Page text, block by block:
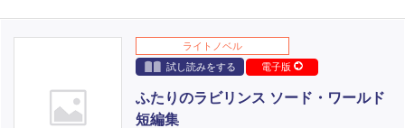
ライトノベル
試し読みをする
電子版
ふたりのラビリンス ソード・ワールド
短編集